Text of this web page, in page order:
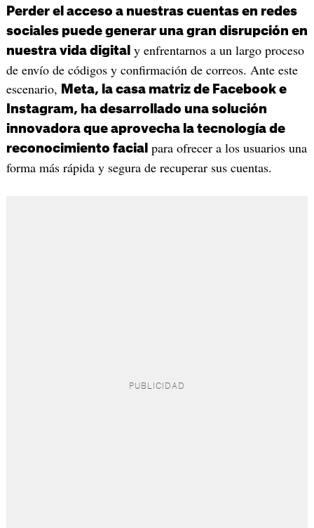
Perder el acceso a nuestras cuentas en redes
sociales puede generar una gran disrupción en
nuestra vida digital y enfrentarnos a un largo proceso
de envío de códigos y confirmación de correos. Ante este
escenario, Meta, la casa matriz de Facebook e
Instagram, ha desarrollado una solución
innovadora que aprovecha la tecnología de
reconocimiento facial para ofrecer a los usuarios una
forma más rápida y segura de recuperar sus cuentas.